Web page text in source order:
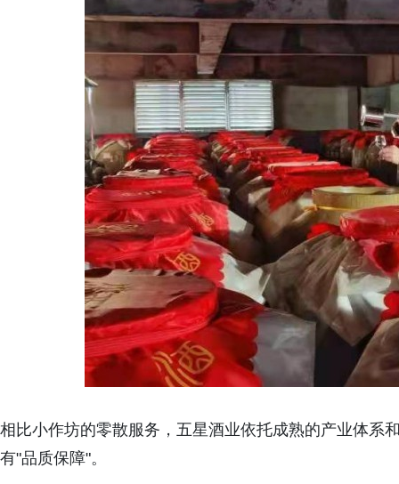
相比小作坊的零散服务，五星酒业依托成熟的产业体系
有"品质保障"。